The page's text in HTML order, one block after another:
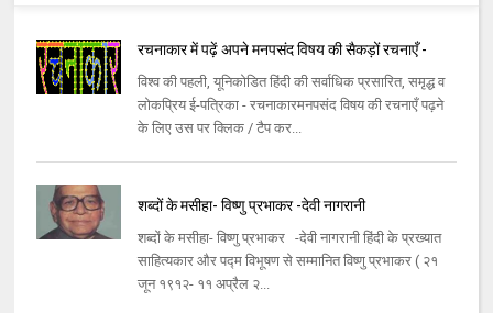
रचनाकार में पढ़ें अपने मनपसंद विषय की सैकड़ों रचनाएँ -
विश्व की पहली, यूनिकोडित हिंदी की सर्वाधिक प्रसारित, समृद्ध व
लोकप्रिय ई-पत्रिका - रचनाकारमनपसंद विषय की रचनाएँ पढ़ने
के लिए उस पर क्लिक / टैप कर...
शब्दों के मसीहा- विष्णु प्रभाकर -देवी नागरानी
शब्दों के मसीहा- विष्णु प्रभाकर -देवी नागरानी हिंदी के प्रख्यात
साहित्यकार और पद्म विभूषण से सम्मानित विष्णु प्रभाकर ( २१
जून १९१२- ११ अप्रैल २...